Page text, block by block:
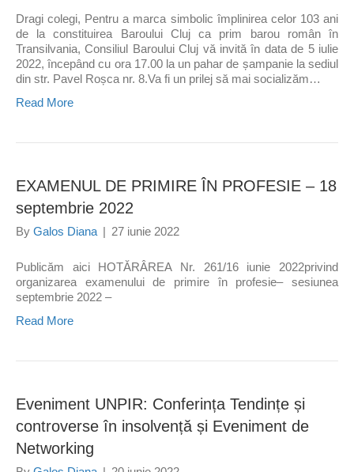
Dragi colegi, Pentru a marca simbolic împlinirea celor 103 ani
de la constituirea Baroului Cluj ca prim barou român în
Transilvania, Consiliul Baroului Cluj vă invită în data de 5 iulie
2022, începând cu ora 17.00 la un pahar de șampanie la sediul
din str. Pavel Roșca nr. 8.Va fi un prilej să mai socializăm…
Read More
EXAMENUL DE PRIMIRE ÎN PROFESIE – 18
septembrie 2022
By Galos Diana | 27 iunie 2022
Publicăm aici HOTĂRÂREA Nr. 261/16 iunie 2022privind
organizarea examenului de primire în profesie– sesiunea
septembrie 2022 –
Read More
Eveniment UNPIR: Conferința Tendințe și
controverse în insolvență și Eveniment de
Networking